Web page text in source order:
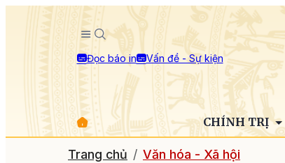
Đọc báo in Vấn đề - Sự kiện
CHÍNH TRỊ
Trang chủ Văn hóa - Xã hội